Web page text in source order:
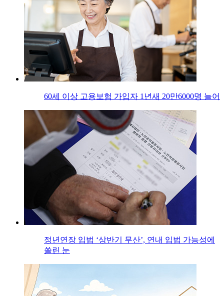
60세 이상 고용보험 가입자 1년새 20만6000명 늘어
정년연장 입법 ‘상반기 무산’, 연내 입법 가능성에
쏠린 눈